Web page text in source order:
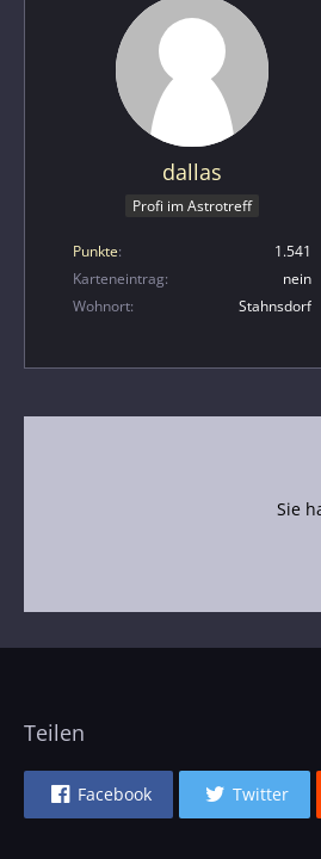
dallas
Profi im Astrotreff
Punkte
1.541
Karteneintrag
nein
Wohnort
Stahnsdorf
Sie
Teilen
Facebook Twitter